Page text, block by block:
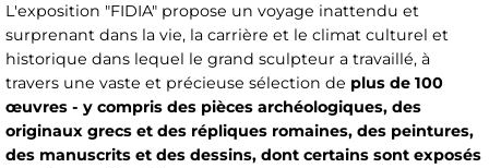
L'exposition "FIDIA" propose un voyage inattendu et
surprenant dans la vie, la carrière et le climat culturel et
historique dans lequel le grand sculpteur a travaillé, à
travers une vaste et précieuse sélection de plus de 100
œuvres - y compris des pièces archéologiques, des
originaux grecs et des répliques romaines, des peintures,
des manuscrits et des dessins, dont certains sont exposés